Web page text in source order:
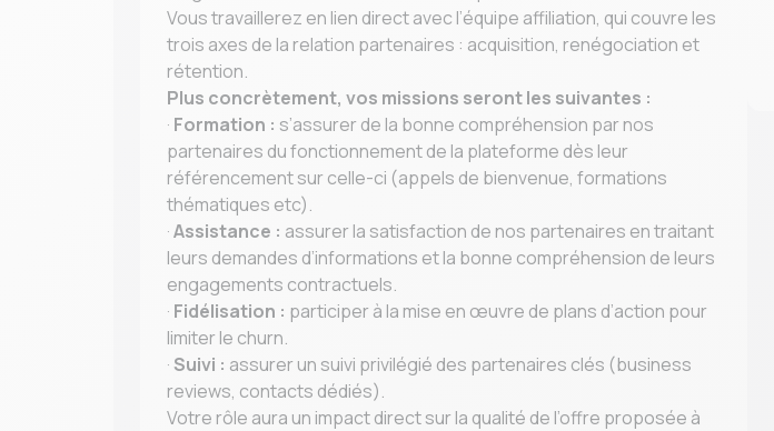
Vous travaillerez en lien direct avec l’équipe affiliation, qui couvre les
trois axes de la relation partenaires : acquisition, renégociation et
rétention.
Plus concrètement, vos missions seront les suivantes :
· Formation : s’assurer de la bonne compréhension par nos
partenaires du fonctionnement de la plateforme dès leur
référencement sur celle-ci (appels de bienvenue, formations
thématiques etc).
·Assistance : assurer la satisfaction de nos partenaires en traitant
leurs demandes d’informations et la bonne compréhension de leurs
engagements contractuels.
· Fidélisation : participer à la mise en œuvre de plans d’action pour
limiter le churn.
· Suivi : assurer un suivi privilégié des partenaires clés (business
reviews, contacts dédiés).
Votre rôle aura un impact direct sur la qualité de l’offre proposée à